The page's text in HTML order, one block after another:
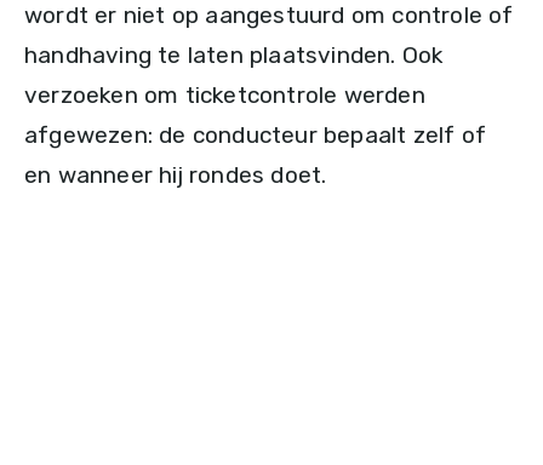
wordt er niet op aangestuurd om controle of
handhaving te laten plaatsvinden. Ook
verzoeken om ticketcontrole werden
afgewezen: de conducteur bepaalt zelf of
en wanneer hij rondes doet.